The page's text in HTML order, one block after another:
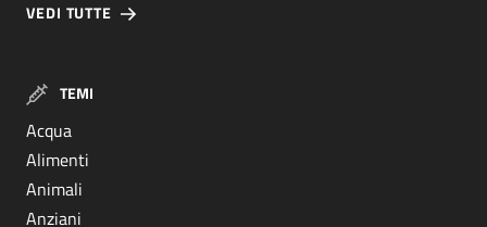
VEDI TUTTE
TEMI
Acqua
Alimenti
Animali
Anziani